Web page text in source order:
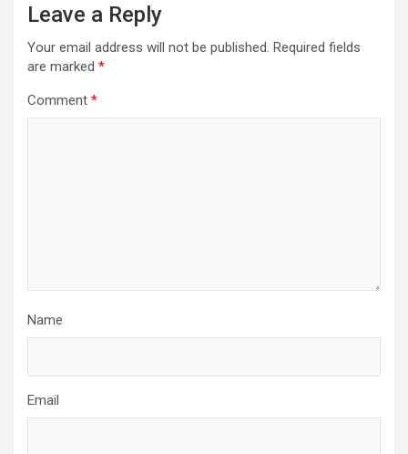
Leave a Reply
Your email address will not be published. Required fields
are marked *
Comment *
Name
Email